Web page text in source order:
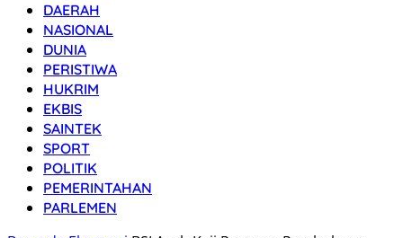
DAERAH
NASIONAL
DUNIA
PERISTIWA
HUKRIM
EKBIS
SAINTEK
SPORT
POLITIK
PEMERINTAHAN
PARLEMEN